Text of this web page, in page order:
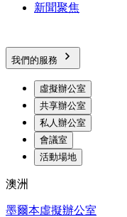
新聞聚焦
我們的服務
虛擬辦公室
共享辦公室
私人辦公室
會議室
活動場地
澳洲
墨爾本虛擬辦公室